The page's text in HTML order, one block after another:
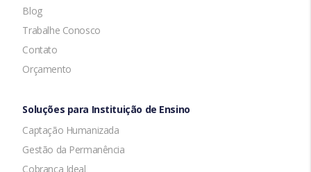
Blog
Trabalhe Conosco
Contato
Orçamento
Soluções para Instituição de Ensino
Captação Humanizada
Gestão da Permanência
Cobrança Ideal